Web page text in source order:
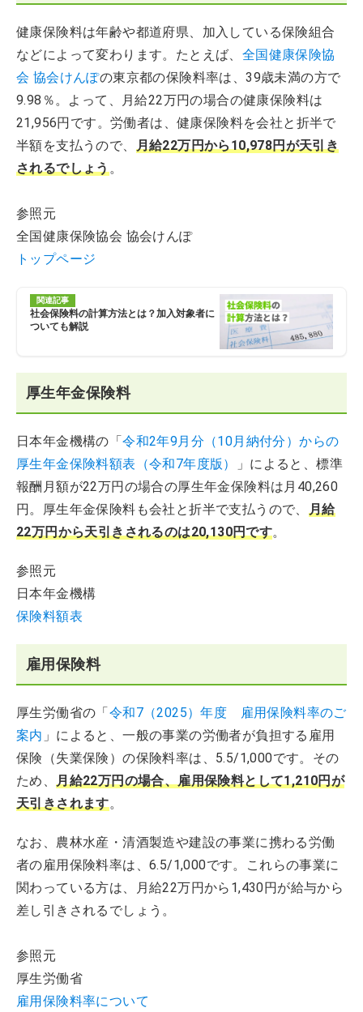
健康保険料は年齢や都道府県、加入している保険組合
などによって変わります。たとえば、 全国健康保険協
会 協会けんぽの東京都の保険料率は、39歳未満の方で
9.98％。よって、月給22万円の場合の健康保険料は
21,956円です。労働者は、健康保険料を会社と折半で
半額を支払うので、 月給22万円から10,978円が天引き
されるでしょう。
参照元
全国健康保険協会 協会けんぽ
トップページ
関連記事
社会保険料の計算方法とは？加入対象者に
ついても解説
厚生年金保険料
日本年金機構の「令和2年9月分（10月納付分）からの
厚生年金保険料額表（令和7年度版）
」によると、標準
報酬月額が22万円の場合の厚生年金保険料は月40,260
円。厚生年金保険料も会社と折半で支払うので、 月給
22万円から天引きされるのは20,130円です。
参照元
日本年金機構
保険料額表
雇用保険料
厚生労働省の「令和7（2025）年度 雇用保険料率のご
案内 」によると、一般の事業の労働者が負担する雇用
保険（失業保険）の保険料率は、5.5/1,000です。その
ため、月給22万円の場合、雇用保険料として1,210円が
天引きされます。
なお、農林水産・清酒製造や建設の事業に携わる労働
者の雇用保険料率は、6.5/1,000です。これらの事業に
関わっている方は、月給22万円から1,430円が給与から
差し引きされるでしょう。
参照元
厚生労働省
雇用保険料率について